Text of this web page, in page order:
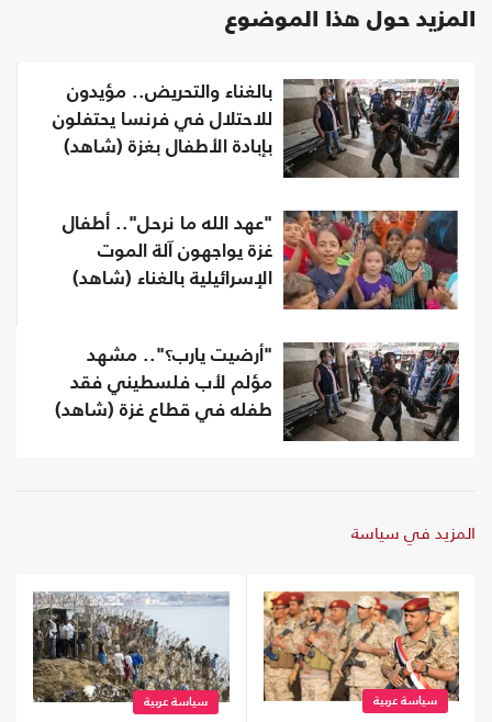
المزيد حول هذا الموضوع
بالغناء والتحريض.. مؤيدون
للاحتلال في فرنسا يحتفلون
بإبادة الأطفال بغزة (شاهد)
"عهد الله ما نرحل".. أطفال
غزة يواجهون آلة الموت
الإسرائيلية بالغناء (شاهد)
"أرضيت يارب؟".. مشهد
مؤلم لأب فلسطيني فقد
طفله في قطاع غزة (شاهد)
المزيد في سياسة
سياسة عربية سياسة عربية